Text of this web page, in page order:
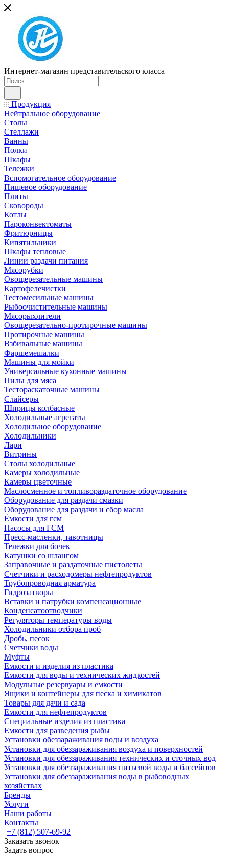
Интернет-магазин представительского класса
Продукция
Нейтральное оборудование
Столы
Стеллажи
Ванны
Полки
Шкафы
Тележки
Вспомогательное оборудование
Пищевое оборудование
Плиты
Сковороды
Котлы
Пароконвектоматы
Фритюрницы
Кипятильники
Шкафы тепловые
Линии раздачи питания
Мясорубки
Овощерезательные машины
Картофелечистки
Тестомесильные машины
Рыбоочистительные машины
Мясорыхлители
Овощерезательно-протирочные машины
Протирочные машины
Взбивальные машины
Фаршемешалки
Машины для мойки
Универсальные кухонные машины
Пилы для мяса
Тестораскаточные машины
Слайсеры
Шприцы колбасные
Холодильные агрегаты
Холодильное оборудование
Холодильники
Лари
Витрины
Столы холодильные
Камеры холодильные
Камеры цветочные
Маслосменное и топливораздаточное оборудование
Оборудование для раздачи смазки
Оборудование для раздачи и сбор масла
Ёмкости для гсм
Насосы для ГСМ
Пресс-масленки, тавотницы
Тележки для бочек
Катушки со шлангом
Заправочные и раздаточные пистолеты
Счетчики и расходомеры нефтепродуктов
Трубопроводная арматура
Гидрозатворы
Вставки и патрубки компенсационные
Конденсатоотводчики
Регуляторы температуры воды
Холодильники отбора проб
Дробь, песок
Счетчики воды
Муфты
Емкости и изделия из пластика
Емкости для воды и технических жидкостей
Модульные резервуары и емкости
Ящики и контейнеры для песка и химикатов
Товары для дачи и сада
Емкости для нефтепродуктов
Специальные изделия из пластика
Емкости для разведения рыбы
Установки обеззараживания воды и воздуха
Установки для обеззараживания воздуха и поверхностей
Установки для обеззараживания технических и сточных вод
Установки для обеззараживания питьевой воды и бассейнов
Установки для обеззараживания воды в рыбоводных
хозяйствах
Бренды
Услуги
Наши работы
Контакты
+7 (812) 507-69-92
Заказать звонок
Задать вопрос